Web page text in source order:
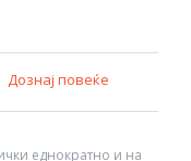
Дознај повеќе
еднократно и на